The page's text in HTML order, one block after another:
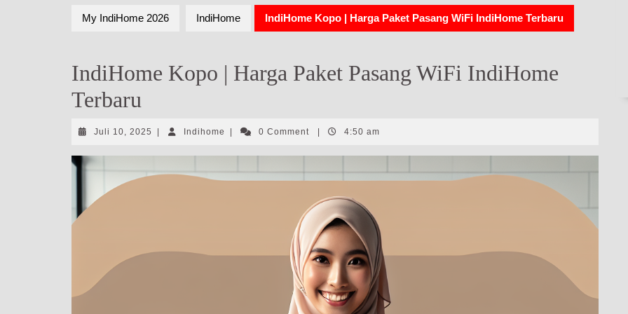
My IndiHome 2026 IndiHome IndiHome Kopo | Harga Paket Pasang WiFi IndiHome Terbaru
IndiHome Kopo | Harga Paket Pasang WiFi IndiHome
Terbaru
Juli 10, 2025 Juli
2025
Indihome Indihome0 Comment 4:50 am